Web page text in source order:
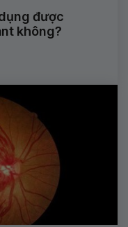
được
không?